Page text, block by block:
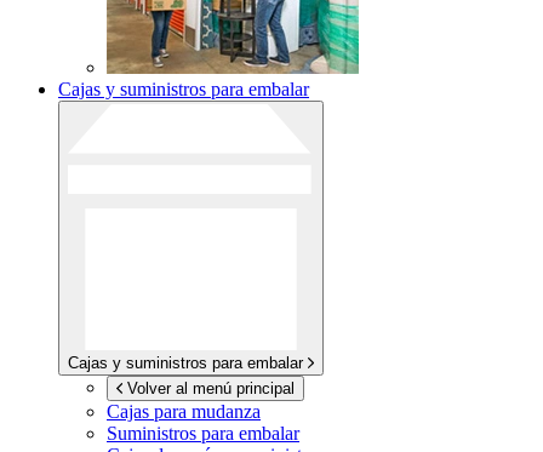
Cajas y suministros para embalar
Cajas y suministros para embalar
Volver al menú principal
Cajas para mudanza
Suministros para embalar